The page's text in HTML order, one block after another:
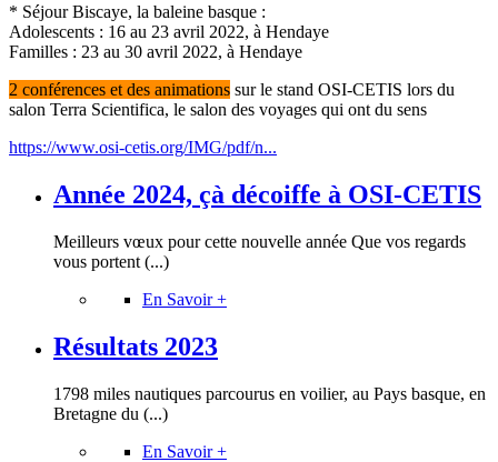
* Séjour Biscaye, la baleine basque :
Adolescents : 16 au 23 avril 2022, à Hendaye
Familles : 23 au 30 avril 2022, à Hendaye
2 conférences et des animations sur le stand OSI-CETIS lors du
salon Terra Scientifica, le salon des voyages qui ont du sens
https://www.osi-cetis.org/IMG/pdf/n...
Année 2024, çà décoiffe à OSI-CETIS
Meilleurs vœux pour cette nouvelle année Que vos regards
vous portent (...)
En Savoir +
Résultats 2023
1798 miles nautiques parcourus en voilier, au Pays basque, en
Bretagne du (...)
En Savoir +